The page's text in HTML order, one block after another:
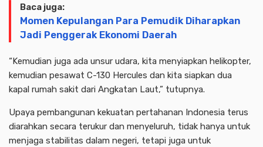
Baca juga:
Momen Kepulangan Para Pemudik Diharapkan
Jadi Penggerak Ekonomi Daerah
“Kemudian juga ada unsur udara, kita menyiapkan helikopter,
kemudian pesawat C-130 Hercules dan kita siapkan dua
kapal rumah sakit dari Angkatan Laut,” tutupnya.
Upaya pembangunan kekuatan pertahanan Indonesia terus
diarahkan secara terukur dan menyeluruh, tidak hanya untuk
menjaga stabilitas dalam negeri, tetapi juga untuk